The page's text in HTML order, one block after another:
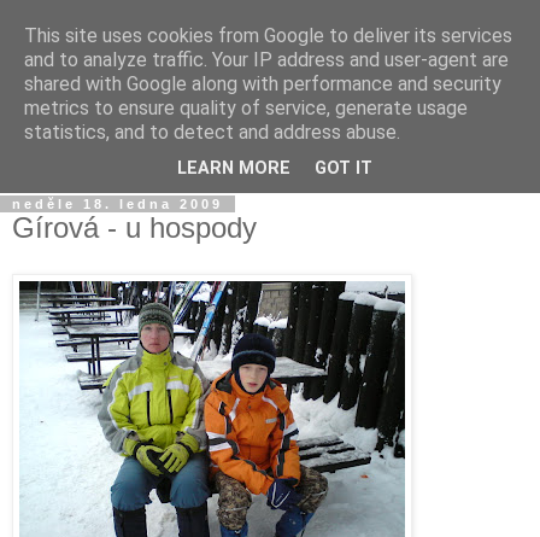
Jirkův blog
Na tento blog posílám fotky a videa z mobilu a taky sem
občas píšu jen tak...
neděle 18. ledna 2009
Gírová - u hospody
This site uses cookies from Google to deliver its services
and to analyze traffic. Your IP address and user-agent are
shared with Google along with performance and security
metrics to ensure quality of service, generate usage
statistics, and to detect and address abuse.
LEARN MORE GOT IT